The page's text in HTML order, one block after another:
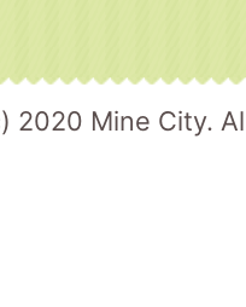
2020 Mine City.